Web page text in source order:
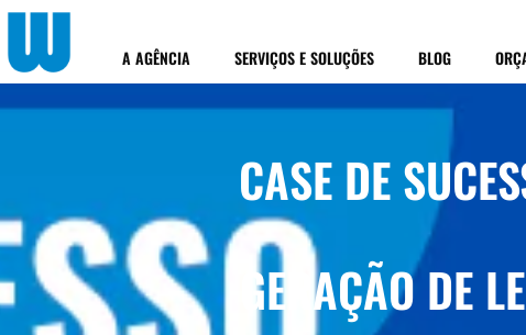
Ir
o
conteúdo
A AGÊNCIA SERVIÇOS E SOLUÇÕES BLOG
CASE DE
GERAÇÃO DE